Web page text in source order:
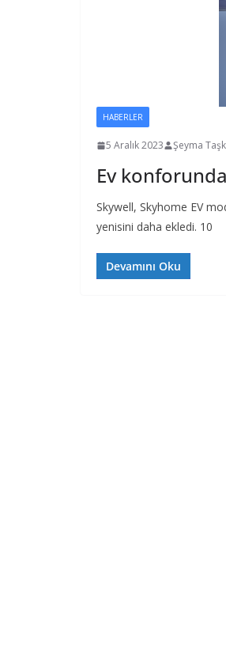
HABERLER
5 Aralık 2023 Şeyma
Ev
Skywell, Skyhome EV
yenisini daha ekledi. 10
Devamını Oku